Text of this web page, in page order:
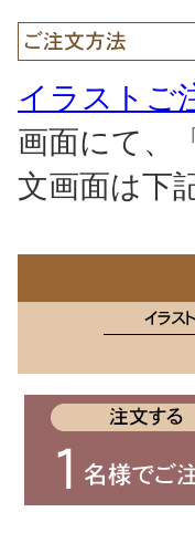
イラストご
画面にて、
文画面は下